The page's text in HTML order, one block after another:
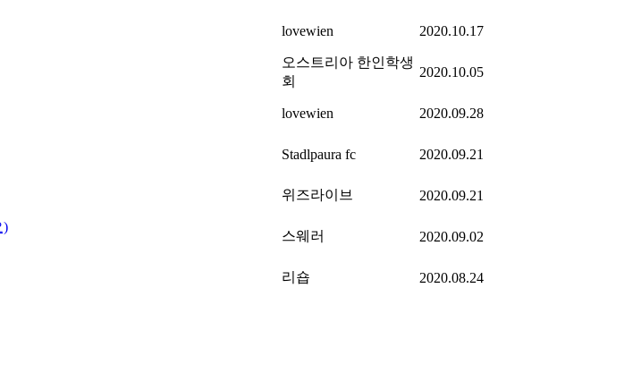
lovewien 2020.10.17
오스트리아 한인학생
회
2020.10.05
lovewien 2020.09.28
Stadlpaura fc 2020.09.21
위즈라이브 2020.09.21
)
스웨러 2020.09.02
리숍 2020.08.24